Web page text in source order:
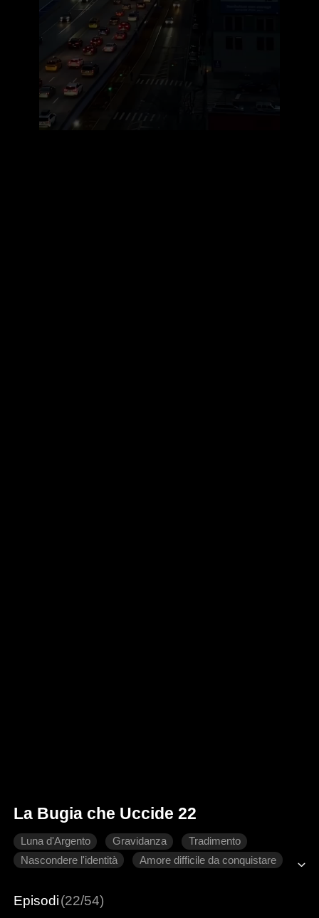
La Bugia che Uccide 22
Luna d'Argento Gravidanza
Tradimento
Nascondere l'identità
Amore difficile da conquistare
Episodi(22/54)